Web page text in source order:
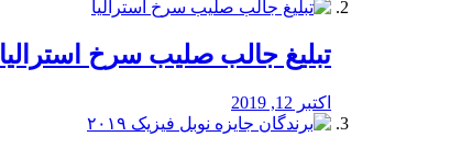
تبلیغ جالب صلیب سرخ استرالیا
اکتبر 12, 2019